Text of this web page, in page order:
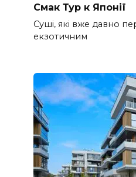
Смак Тур к Японії
Суші, які вже давно
екзотичним